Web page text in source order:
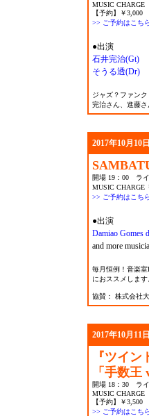
MUSIC CHARGE
【予約】￥
>> ご予約はこち
●出演
石井完治(Gt)
そうる透(Dr)
ジャズ？ファン
完治さん、進藤
2017年10月10
開場 19：00 ラ
MUSIC
>> ご予約はこち
●出演
Damiao Gomes
and more
毎月恒例！音楽
におススメします
協賛： 株式会社
2017年10月11
『ツイ
「手数
開場 18：30 ラ
MUSIC CHARGE
【予約】￥
>> ご予約はこち